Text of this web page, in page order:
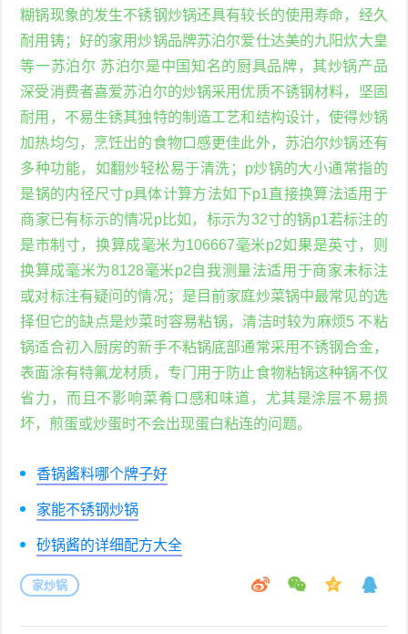
糊锅现象的发生不锈钢炒锅还具有较长的使用寿命，经久
耐用铸；好的家用炒锅品牌苏泊尔爱仕达美的九阳炊大皇
等一苏泊尔 苏泊尔是中国知名的厨具品牌，其炒锅产品
深受消费者喜爱苏泊尔的炒锅采用优质不锈钢材料，坚固
耐用，不易生锈其独特的制造工艺和结构设计，使得炒锅
加热均匀，烹饪出的食物口感更佳此外，苏泊尔炒锅还有
多种功能，如翻炒轻松易于清洗；p炒锅的大小通常指的
是锅的内径尺寸p具体计算方法如下p1直接换算法适用于
商家已有标示的情况p比如，标示为32寸的锅p1若标注的
是市制寸，换算成毫米为106667毫米p2如果是英寸，则
换算成毫米为8128毫米p2自我测量法适用于商家未标注
或对标注有疑问的情况；是目前家庭炒菜锅中最常见的选
择但它的缺点是炒菜时容易粘锅，清洁时较为麻烦5 不粘
锅适合初入厨房的新手不粘锅底部通常采用不锈钢合金，
表面涂有特氟龙材质，专门用于防止食物粘锅这种锅不仅
省力，而且不影响菜肴口感和味道，尤其是涂层不易损
坏，煎蛋或炒蛋时不会出现蛋白粘连的问题。
香锅酱料哪个牌子好
家能不锈钢炒锅
砂锅酱的详细配方大全
家炒锅